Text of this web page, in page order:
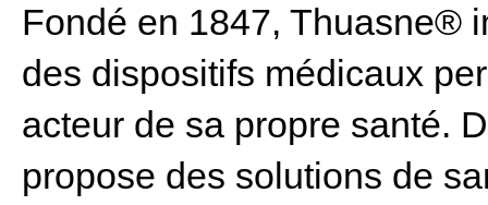
Fondé en 1847, Thuasne®
des dispositifs médicaux
acteur de sa propre santé.
propose des solutions de